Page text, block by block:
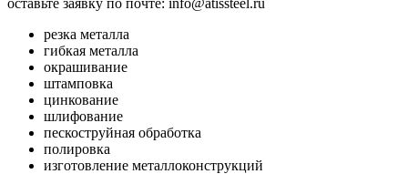
резка металла
гибкая металла
окрашивание
штамповка
цинкование
шлифование
пескоструйная обработка
полировка
изготовление металлоконструкций